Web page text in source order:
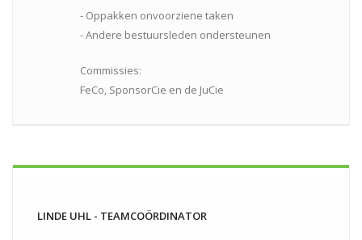
- Oppakken onvoorziene taken
- Andere bestuursleden ondersteunen
Commissies:
FeCo, SponsorCie en de JuCie
LINDE UHL - TEAMCOÖRDINATOR